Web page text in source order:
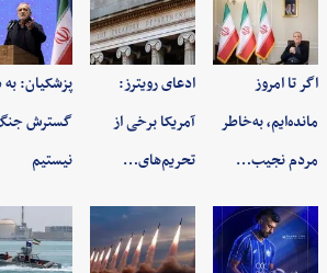
اگر تا امروز
مانده‌ایم، به‌خاطر
مردم نجیب…
ادعای رویترز:
آمریکا برخی از
تحریم‌های…
پزشکیان: به‌
گسترش
نیستیم